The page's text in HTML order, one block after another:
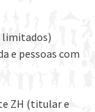
limitados)
e pessoas com
ZH (titular e